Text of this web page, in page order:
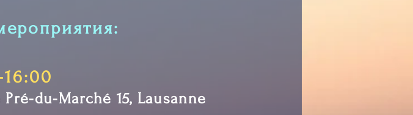
16:00
du-Marché 15, Lausanne